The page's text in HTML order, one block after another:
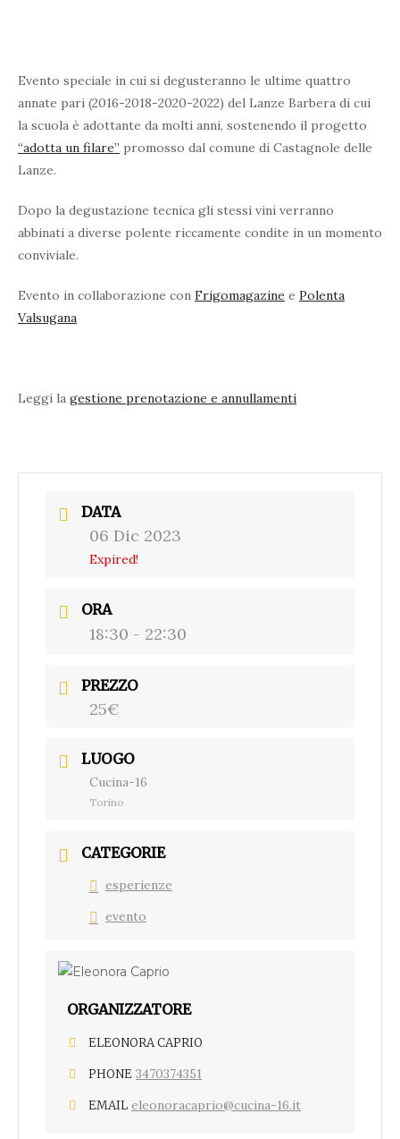
Evento speciale in cui si degusteranno le ultime quattro
annate pari (2016-2018-2020-2022) del Lanze Barbera di cui
la scuola è adottante da molti anni, sostenendo il progetto
“adotta un filare” promosso dal comune di Castagnole delle
Lanze.
Dopo la degustazione tecnica gli stessi vini verranno
abbinati a diverse polente riccamente condite in un momento
conviviale.
Evento in collaborazione con Frigomagazine e Polenta
Valsugana
Leggi la gestione prenotazione e annullamenti
DATA
06 Dic 2023
Expired!
ORA
18:30 - 22:30
PREZZO
25€
LUOGO
Cucina-16
Torino
CATEGORIE
esperienze
evento
ORGANIZZATORE
ELEONORA CAPRIO
PHONE 3470374351
EMAIL eleonoracaprio@cucina-16.it